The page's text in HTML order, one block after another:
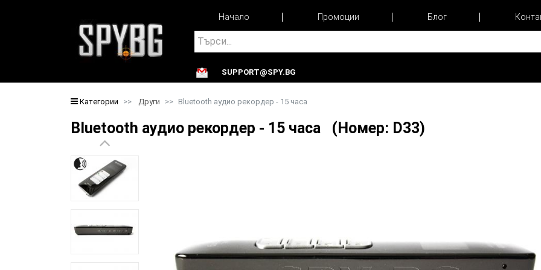
Начало Промоции Блог
Search
SUPPORT@SPY.BG
Категории Други Bluetooth аудио рекордер - 15 часа
Bluetooth аудио рекордер - 15 часа (Номер: D33)